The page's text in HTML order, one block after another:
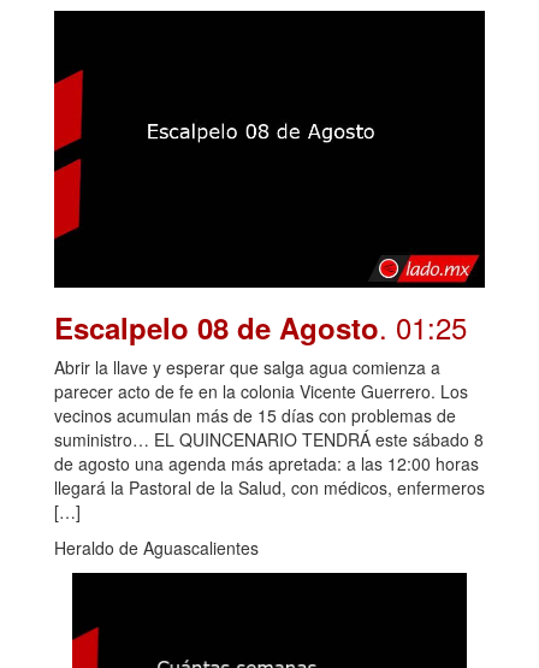
Escalpelo 08 de Agosto. 01:25
Abrir la llave y esperar que salga agua comienza a
parecer acto de fe en la colonia Vicente Guerrero. Los
vecinos acumulan más de 15 días con problemas de
suministro… EL QUINCENARIO TENDRÁ este sábado 8
de agosto una agenda más apretada: a las 12:00 horas
llegará la Pastoral de la Salud, con médicos, enfermeros
[…]
Heraldo de Aguascalientes